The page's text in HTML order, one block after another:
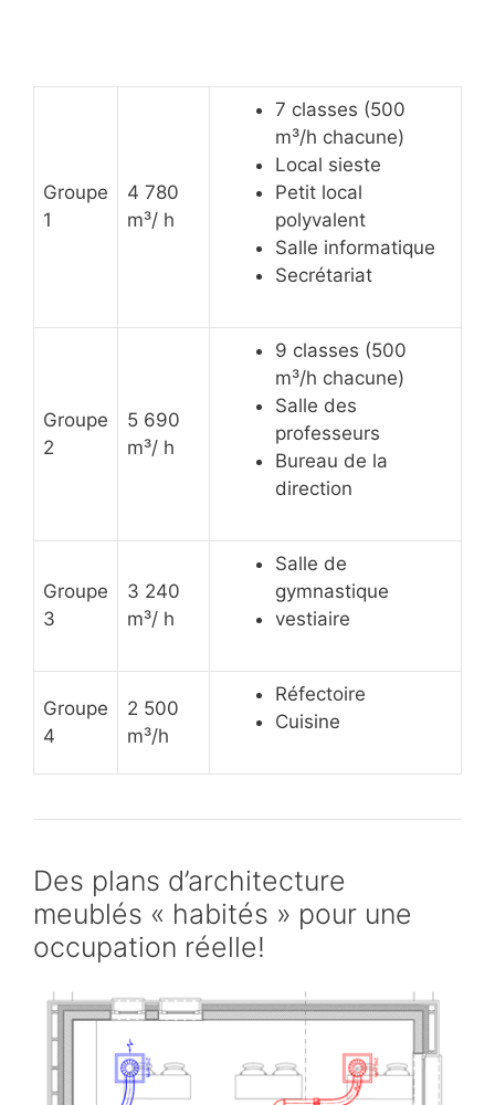
Groupe
1
4 780
m³/ h
7 classes (500
m³/h chacune)
Local sieste
Petit local
polyvalent
Salle informatique
Secrétariat
Groupe
2
5 690
m³/ h
9 classes (500
m³/h chacune)
Salle des
professeurs
Bureau de la
direction
Groupe
3
3 240
m³/ h
Salle de
gymnastique
vestiaire
Groupe
4
2 500
m³/h
Réfectoire
Cuisine
Des plans d’architecture
meublés « habités » pour une
occupation réelle!